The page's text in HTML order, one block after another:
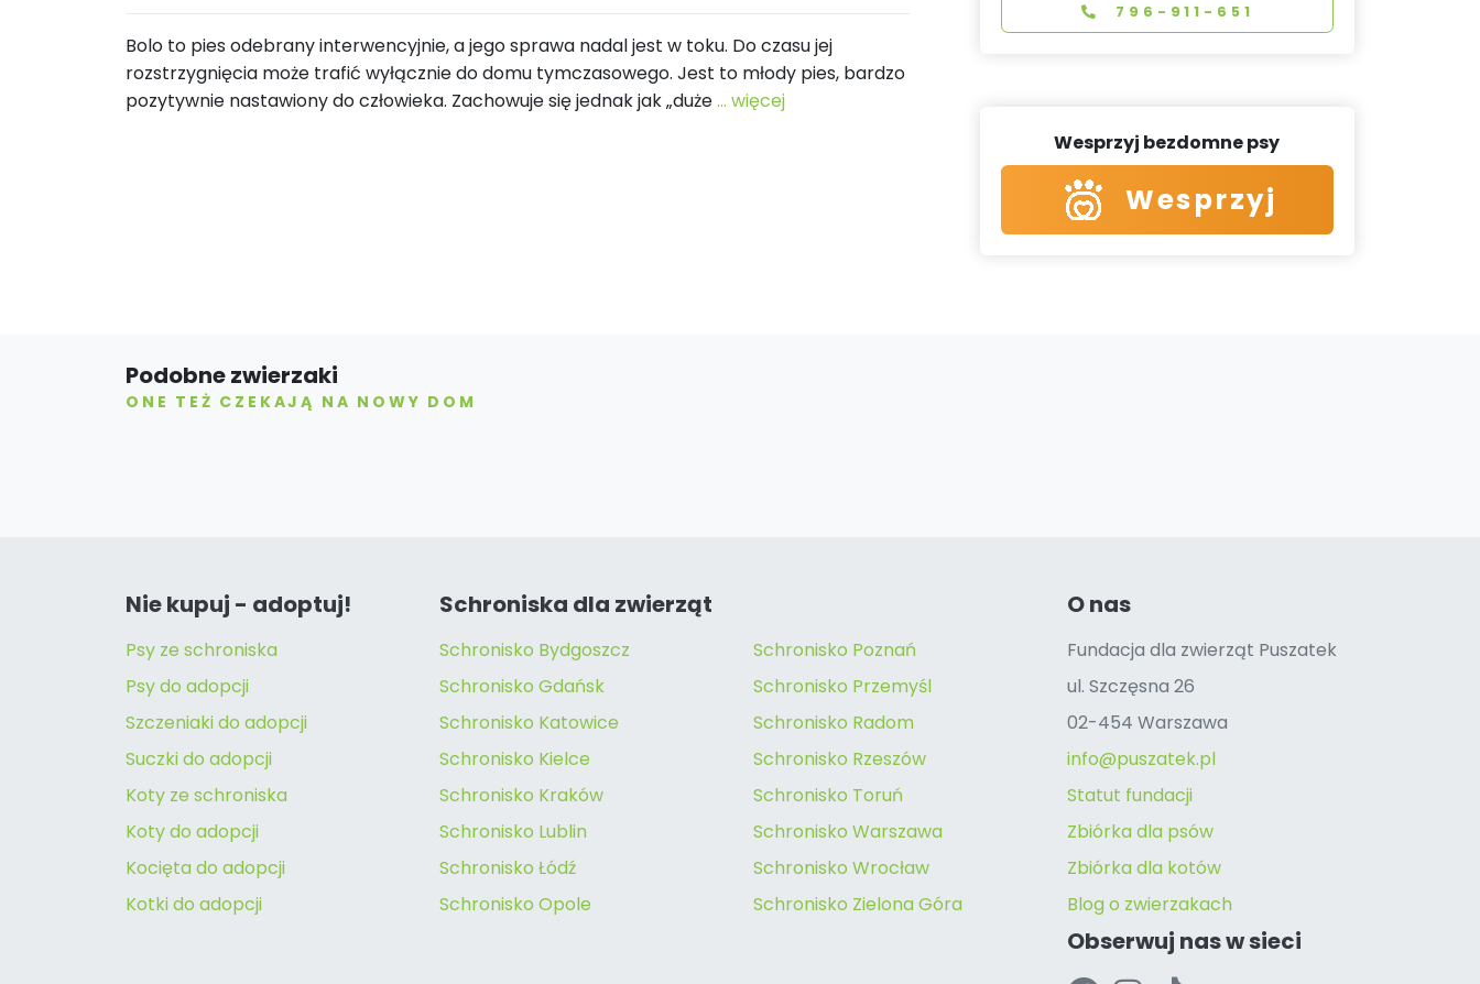
Bolo to pies odebrany interwencyjnie, a jego sprawa nadal jest w toku. Do czasu jej
rozstrzygnięcia może trafić wyłącznie do domu tymczasowego. Jest to młody pies, bardzo
pozytywnie nastawiony do człowieka. Zachowuje się jednak jak „duże... więcej
796-911-651
Wesprzyj bezdomne psy
Wesprzyj
Podobne zwierzaki
ONE TEŻ CZEKAJĄ NA NOWY DOM
Nie kupuj - adoptuj!
Psy ze schroniska
Psy do adopcji
Szczeniaki do adopcji
Suczki do adopcji
Koty ze schroniska
Koty do adopcji
Kocięta do adopcji
Kotki do adopcji
Schroniska dla zwierząt
Schronisko Bydgoszcz
Schronisko Gdańsk
Schronisko Katowice
Schronisko Kielce
Schronisko Kraków
Schronisko Lublin
Schronisko Łódź
Schronisko Opole
Schronisko Poznań
Schronisko Przemyśl
Schronisko Radom
Schronisko Rzeszów
Schronisko Toruń
Schronisko Warszawa
Schronisko Wrocław
Schronisko Zielona Góra
O nas
Fundacja dla zwierząt Puszatek
ul. Szczęsna 26
02-454 Warszawa
info@puszatek.pl
Statut fundacji
Zbiórka dla psów
Zbiórka dla kotów
Blog o zwierzakach
Obserwuj nas w sieci